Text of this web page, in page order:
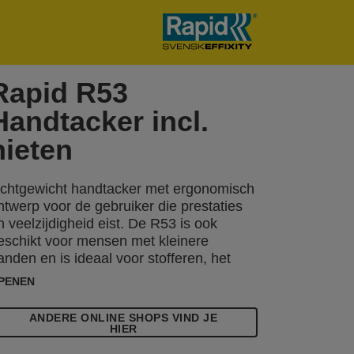
R53
incl.
handtacker met ergonomisch
voor de gebruiker die prestaties
veelzijdigheid eist. De R53 is ook
voor mensen met kleinere
en is ideaal voor stofferen, het
van dunne materialen, textiel,
is in Zweden gemaakt van slagvast
kunststof met slijtonderdelen van
ANDERE ONLINE SHOPS VIND JE
HIER